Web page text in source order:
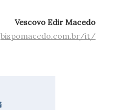
Vescovo Edir Macedo
bispomacedo.com.br/it/